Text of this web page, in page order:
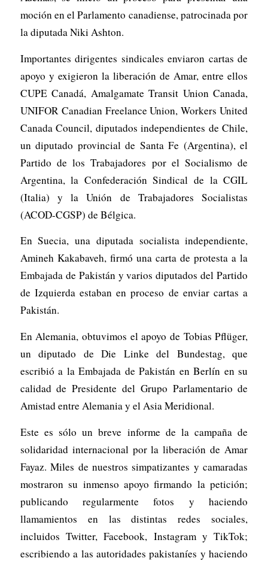
moción en el Parlamento canadiense, patrocinada por
la diputada Niki Ashton.
Importantes dirigentes sindicales enviaron cartas de
apoyo y exigieron la liberación de Amar, entre ellos
CUPE Canadá, Amalgamate Transit Union Canada,
UNIFOR Canadian Freelance Union, Workers United
Canada Council, diputados independientes de Chile,
un diputado provincial de Santa Fe (Argentina), el
Partido de los Trabajadores por el Socialismo de
Argentina, la Confederación Sindical de la CGIL
(Italia) y la Unión de Trabajadores Socialistas
(ACOD-CGSP) de Bélgica.
En Suecia, una diputada socialista independiente,
Amineh Kakabaveh, firmó una carta de protesta a la
Embajada de Pakistán y varios diputados del Partido
de Izquierda estaban en proceso de enviar cartas a
Pakistán.
En Alemania, obtuvimos el apoyo de Tobias Pflüger,
un diputado de Die Linke del Bundestag, que
escribió a la Embajada de Pakistán en Berlín en su
calidad de Presidente del Grupo Parlamentario de
Amistad entre Alemania y el Asia Meridional.
Este es sólo un breve informe de la campaña de
solidaridad internacional por la liberación de Amar
Fayaz. Miles de nuestros simpatizantes y camaradas
mostraron su inmenso apoyo firmando la petición;
publicando regularmente fotos y haciendo
llamamientos en las distintas redes sociales,
incluidos Twitter, Facebook, Instagram y TikTok;
escribiendo a las autoridades pakistaníes y haciendo